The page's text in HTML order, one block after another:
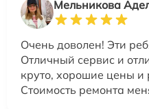
Мельникова
Очень доволен! Эти
Отличный сервис и
круто, хорошие цены и
Стоимость ремонта